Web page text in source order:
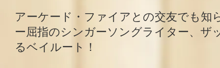
アーケード・ファイアとの交友でも知
ー屈指のシンガーソングライター、ザ
るベイルート！